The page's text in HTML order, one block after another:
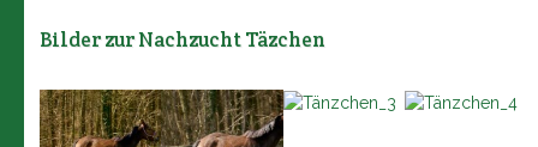
Bilder zur Nachzucht Täzchen